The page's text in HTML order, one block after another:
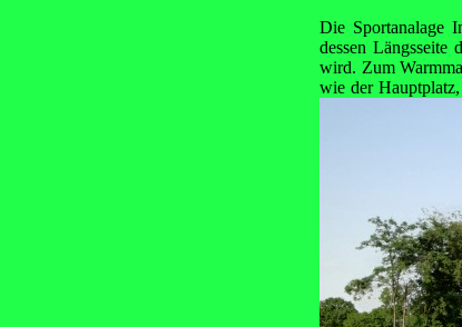
Die Sportanalage
dessen Längsseite
wird. Zum
wie der